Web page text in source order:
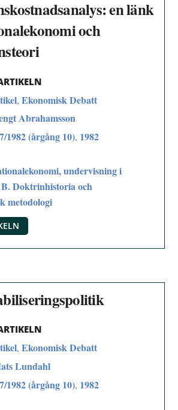
en länk
och
,Ekonomisk Debatt
Abrahamsson
7/1982 (årgång 10), 1982
undervisning i
B. Doktrinhistoria och
metodologi
,Ekonomisk Debatt
Lundahl
7/1982 (årgång 10), 1982